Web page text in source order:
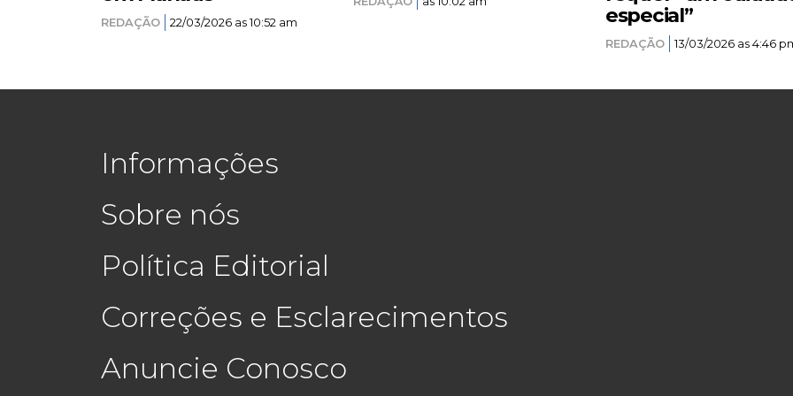
REDAÇÃO 22/03/2026 as 10:52 am
especial”
REDAÇÃO 13/03/2026 as 4:46
Informações
Sobre nós
Política Editorial
Correções e Esclarecimentos
Anuncie Conosco